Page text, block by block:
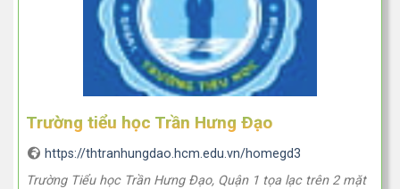
Trường tiểu học Trần Hưng Ðạo
https://thtranhungdao.hcm.edu.vn/homegd3
Trường Tiểu học Trần Hưng Đạo, Quận 1 tọa lạc trên 2 mặt